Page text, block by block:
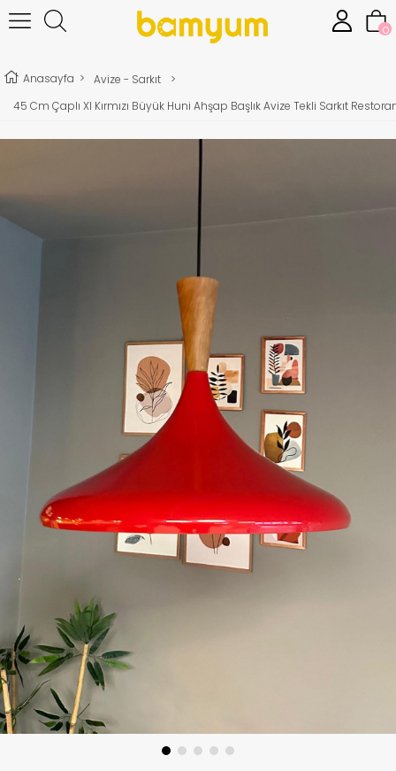
0
Anasayfa > Avize - Sarkıt
>
45 Cm Çaplı Xl Kırmızı Büyük Huni Ahşap Başlık Avize Tekli Sarkıt